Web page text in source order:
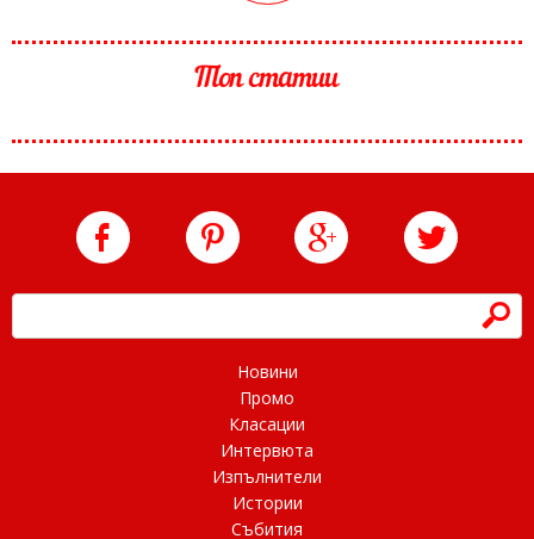
Топ статии
h
Новини
Промо
Класации
Интервюта
Изпълнители
Истории
Събития